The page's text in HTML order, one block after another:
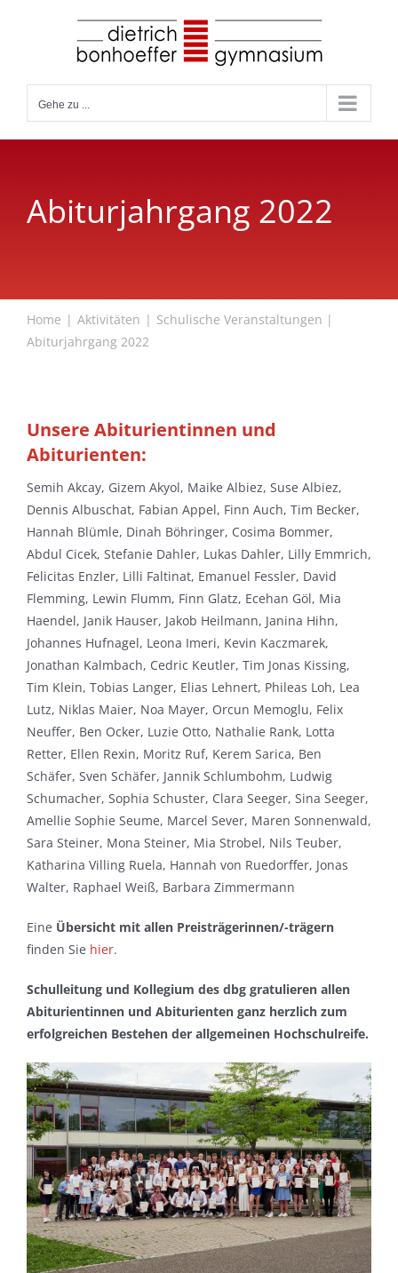
Gehe zu ...
Abiturjahrgang 2022
Home Aktivitäten
Schulische Veranstaltungen
Abiturjahrgang 2022
Unsere Abiturientinnen und
Abiturienten:
Semih Akcay, Gizem Akyol, Maike Albiez, Suse Albiez,
Dennis Albuschat, Fabian Appel, Finn Auch, Tim Becker,
Hannah Blümle, Dinah Böhringer, Cosima Bommer,
Abdul Cicek, Stefanie Dahler, Lukas Dahler, Lilly Emmrich,
Felicitas Enzler, Lilli Faltinat, Emanuel Fessler, David
Flemming, Lewin Flumm, Finn Glatz, Ecehan Göl, Mia
Haendel, Janik Hauser, Jakob Heilmann, Janina Hihn,
Johannes Hufnagel, Leona Imeri, Kevin Kaczmarek,
Jonathan Kalmbach, Cedric Keutler, Tim Jonas Kissing,
Tim Klein, Tobias Langer, Elias Lehnert, Phileas Loh, Lea
Lutz, Niklas Maier, Noa Mayer, Orcun Memoglu, Felix
Neuffer, Ben Ocker, Luzie Otto, Nathalie Rank, Lotta
Retter, Ellen Rexin, Moritz Ruf, Kerem Sarica, Ben
Schäfer, Sven Schäfer, Jannik Schlumbohm, Ludwig
Schumacher, Sophia Schuster, Clara Seeger, Sina Seeger,
Amellie Sophie Seume, Marcel Sever, Maren Sonnenwald,
Sara Steiner, Mona Steiner, Mia Strobel, Nils Teuber,
Katharina Villing Ruela, Hannah von Ruedorffer, Jonas
Walter, Raphael Weiß, Barbara Zimmermann
Eine Übersicht mit allen Preisträgerinnen/-trägern
finden Sie hier.
Schulleitung und Kollegium des dbg gratulieren allen
Abiturientinnen und Abiturienten ganz herzlich zum
erfolgreichen Bestehen der allgemeinen Hochschulreife.